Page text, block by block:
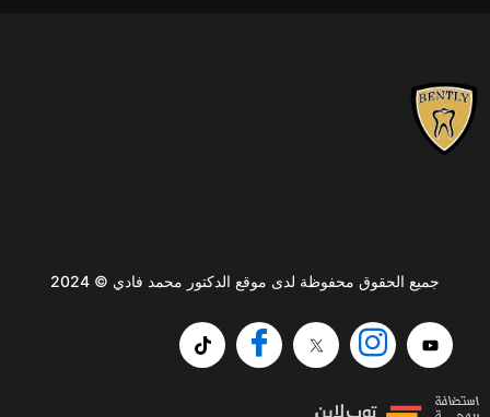
جميع الحقوق محفوظة لدى موقع الدكتور محمد فادي © 2024